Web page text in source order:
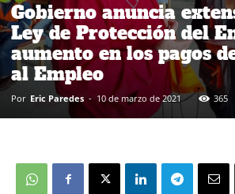
Gobierno anuncia
Ley de Protección del
aumento en los pagos
al Empleo
Por Eric Paredes - 10 de marzo de 2021 365